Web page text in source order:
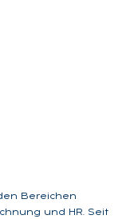
den Bereichen
und HR. Seit